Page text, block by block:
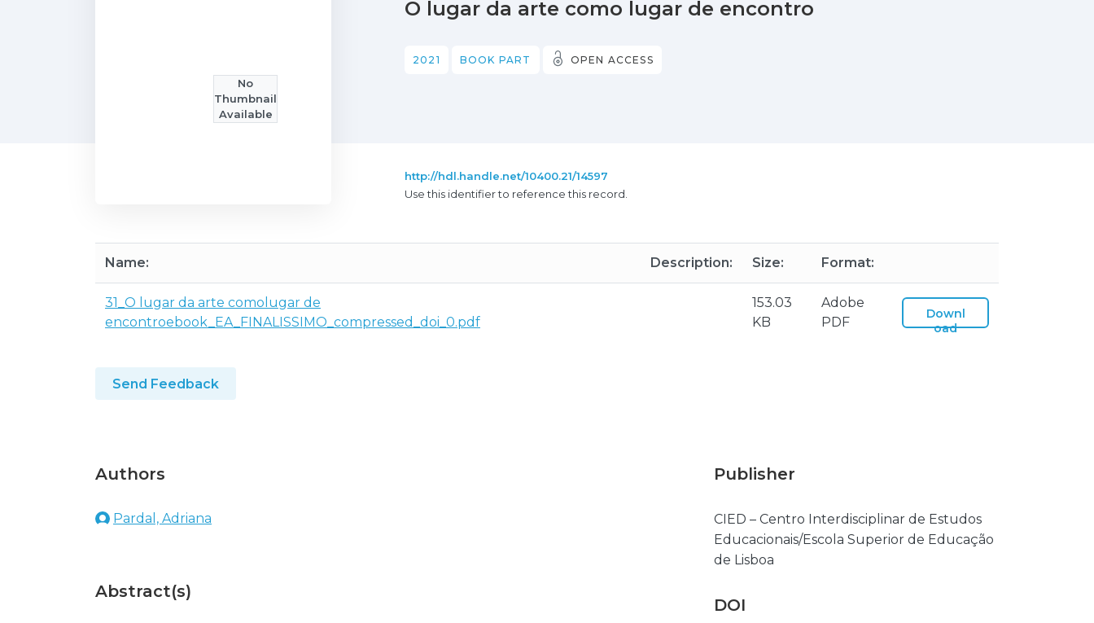
No
Thumbnail
Available
O lugar da arte como lugar de encontro
2021 BOOK PART OPEN ACCESS
http://hdl.handle.net/10400.21/14597
Use this identifier to reference this record.
Name: Description: Size: Format:
31_O lugar da arte comolugar de
encontroebook_EA_FINALISSIMO_compressed_doi_0.pdf
153.03
KB
Adobe
PDF
Downl
oad
Send Feedback
Authors
Pardal, Adriana
Abstract(s)
Publisher
CIED – Centro Interdisciplinar de Estudos
Educacionais/Escola Superior de Educação
de Lisboa
DOI